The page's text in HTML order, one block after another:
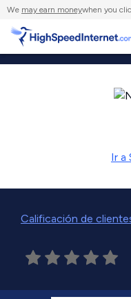
We may earn moneywhen you
Ir a
Calificación de